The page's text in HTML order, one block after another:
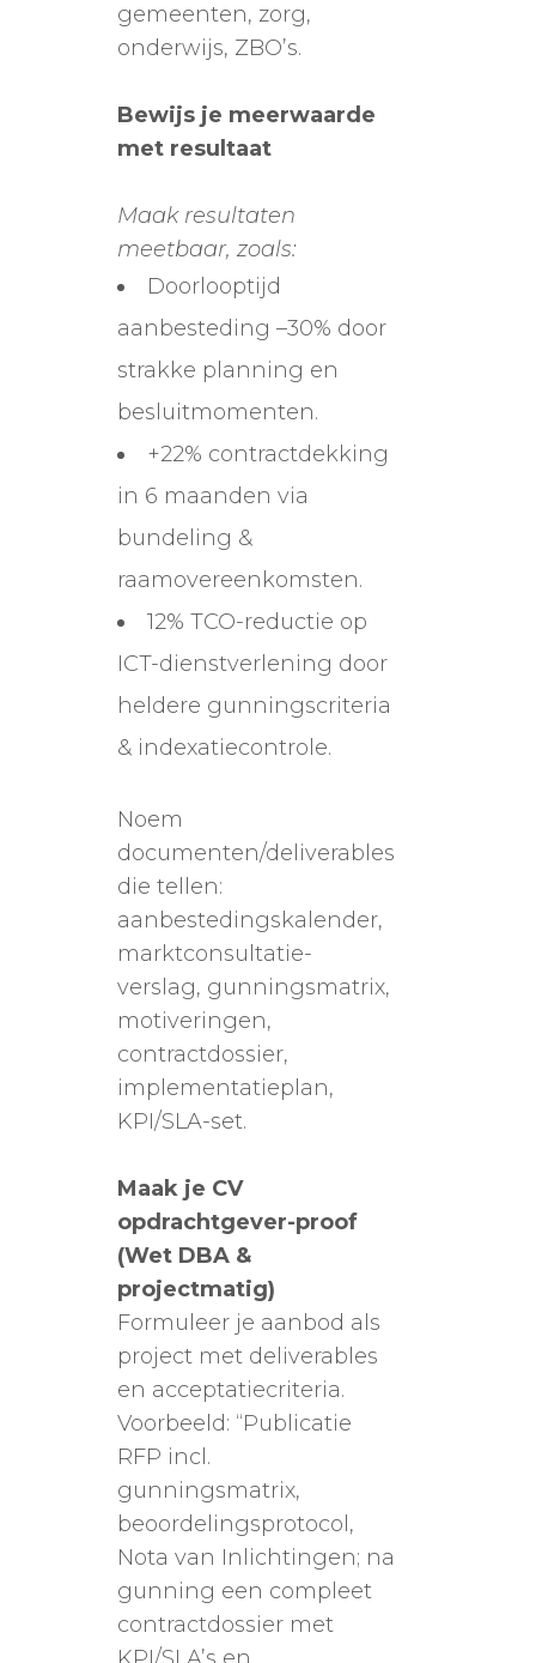
gemeenten, zorg,
onderwijs, ZBO’s.
Bewijs je meerwaarde
met resultaat
Maak resultaten
meetbaar, zoals:
Doorlooptijd
aanbesteding –30% door
strakke planning en
besluitmomenten.
+22% contractdekking
in 6 maanden via
bundeling &
raamovereenkomsten.
12% TCO-reductie op
ICT-dienstverlening door
heldere gunningscriteria
& indexatiecontrole.
Noem
documenten/deliverables
die tellen:
aanbestedingskalender,
marktconsultatie-
verslag, gunningsmatrix,
motiveringen,
contractdossier,
implementatieplan,
KPI/SLA-set.
Maak je CV
opdrachtgever-proof
(Wet DBA &
projectmatig)
Formuleer je aanbod als
project met deliverables
en acceptatiecriteria.
Voorbeeld: “Publicatie
RFP incl.
gunningsmatrix,
beoordelingsprotocol,
Nota van Inlichtingen; na
gunning een compleet
contractdossier met